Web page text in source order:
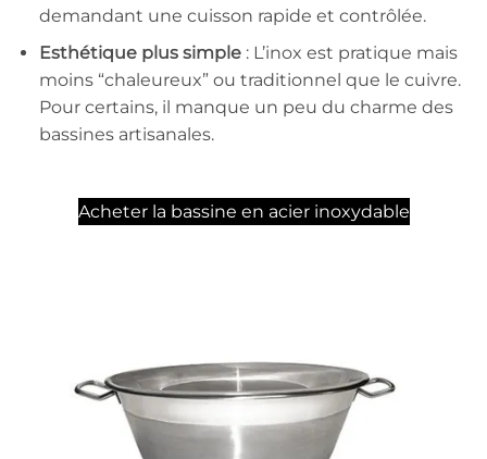
demandant une cuisson rapide et contrôlée.
Esthétique plus simple: L’inox est pratique mais
moins “chaleureux” ou traditionnel que le cuivre.
Pour certains, il manque un peu du charme des
bassines artisanales.
Acheter la bassine en acier inoxydable